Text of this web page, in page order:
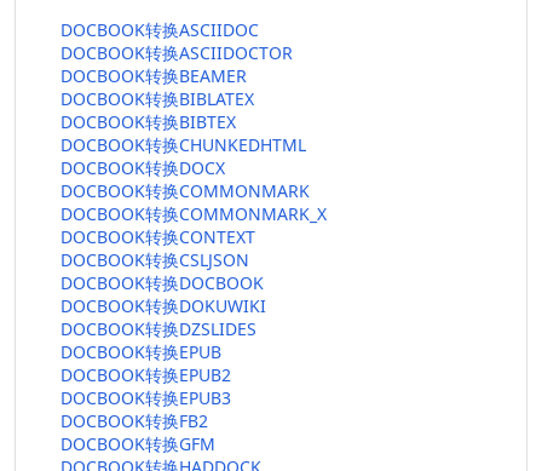
DOCBOOK转换ASCIIDOC
DOCBOOK转换ASCIIDOCTOR
DOCBOOK转换BEAMER
DOCBOOK转换BIBLATEX
DOCBOOK转换BIBTEX
DOCBOOK转换CHUNKEDHTML
DOCBOOK转换DOCX
DOCBOOK转换COMMONMARK
DOCBOOK转换COMMONMARK_X
DOCBOOK转换CONTEXT
DOCBOOK转换CSLJSON
DOCBOOK转换DOCBOOK
DOCBOOK转换DOKUWIKI
DOCBOOK转换DZSLIDES
DOCBOOK转换EPUB
DOCBOOK转换EPUB2
DOCBOOK转换EPUB3
DOCBOOK转换FB2
DOCBOOK转换GFM